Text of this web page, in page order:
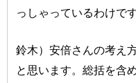
っしゃっているわけで
鈴木）安倍さんの考え
と思います。総括を含